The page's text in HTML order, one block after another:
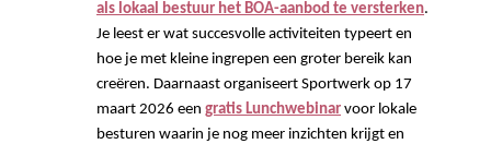
als lokaal bestuur het BOA-aanbod te versterken.
Je leest er wat succesvolle activiteiten typeert en
hoe je met kleine ingrepen een groter bereik kan
creëren. Daarnaast organiseert Sportwerk op 17
maart 2026 een gratis Lunchwebinar voor lokale
besturen waarin je nog meer inzichten krijgt en